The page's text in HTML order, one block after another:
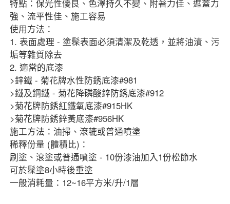
特點：保光性優良、色澤持久不變、附著力佳、遮蓋力
強、流平性佳、施工容易
使用方法：
1. 表面處理 - 塗髹表面必須清潔及乾透，並將油漬、污
垢等雜質除去
2. 適當的底漆
>鋅鐵 - 菊花牌水性防銹底漆#981
>鐵及鋼鐵 - 菊花降磷酸鋅防銹底漆#912
>菊花牌防銹紅鐵氧底漆#915HK
>菊花牌防銹鋅黃底漆#956HK
施工方法：油掃、滾轆或普通噴塗
稀釋份量 (體積比)：
刷塗、滾塗或普通噴塗 - 10份漆油加入1份松節水
可於髹塗8小時後重塗
一般消耗量：12~16平方米/升/1層